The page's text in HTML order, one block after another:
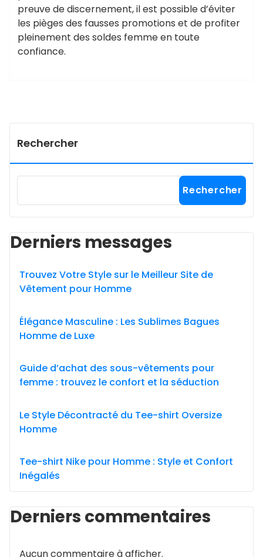
preuve de discernement, il est possible d’éviter
les pièges des fausses promotions et de profiter
pleinement des soldes femme en toute
confiance.
Rechercher
Rechercher
Derniers messages
Trouvez Votre Style sur le Meilleur Site de
Vêtement pour Homme
Élégance Masculine : Les Sublimes Bagues
Homme de Luxe
Guide d’achat des sous-vêtements pour
femme : trouvez le confort et la séduction
Le Style Décontracté du Tee-shirt Oversize
Homme
Tee-shirt Nike pour Homme : Style et Confort
Inégalés
Derniers commentaires
Aucun commentaire à afficher.